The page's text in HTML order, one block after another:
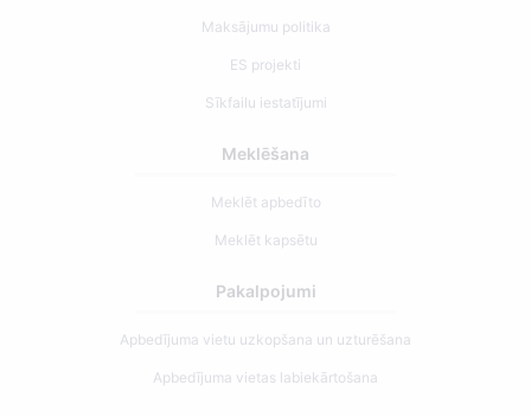
Maksājumu politika
ES projekti
Sīkfailu iestatījumi
Meklēšana
Meklēt apbedīto
Meklēt kapsētu
Pakalpojumi
Apbedījuma vietu uzkopšana un uzturēšana
Apbedījuma vietas labiekārtošana